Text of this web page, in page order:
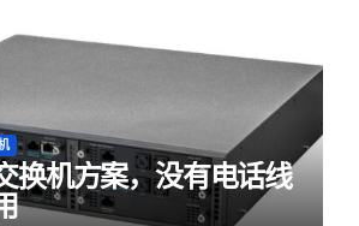
换机方案，没有电话线